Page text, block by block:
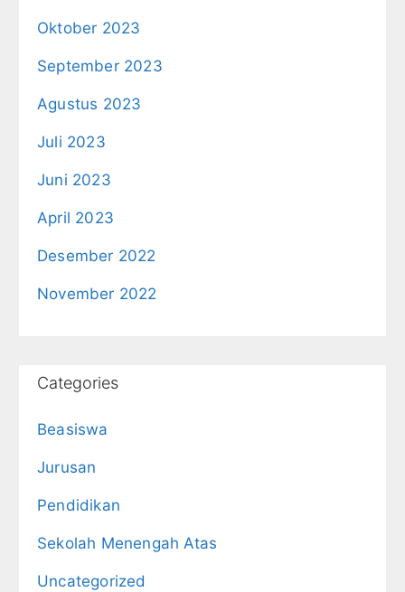
Oktober 2023
September 2023
Agustus 2023
Juli 2023
Juni 2023
April 2023
Desember 2022
November 2022
Categories
Beasiswa
Jurusan
Pendidikan
Sekolah Menengah Atas
Uncategorized